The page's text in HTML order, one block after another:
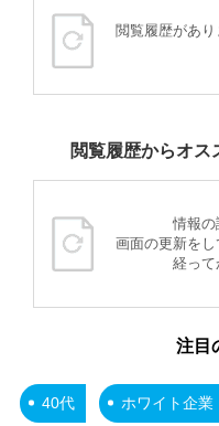
閲覧履歴があ
閲覧履歴からオス
情報の
画面の更新をし
経って
注目
40代 ホワイト企業